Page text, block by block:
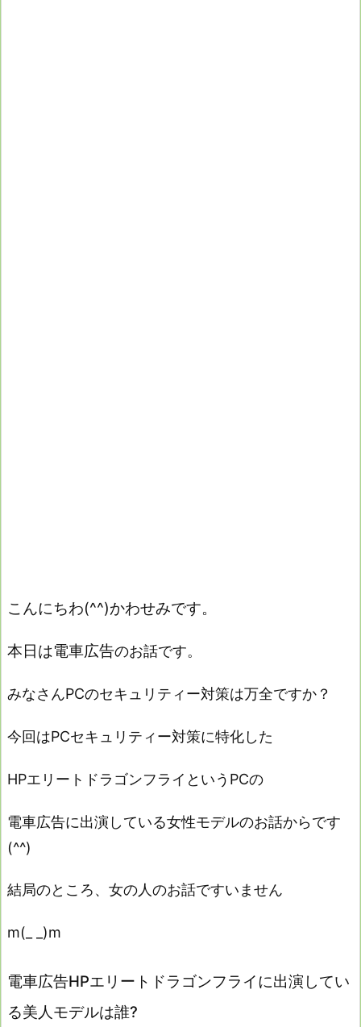
こんにちわ(^^)かわせみです。
本日は電車広告のお話です。
みなさんPCのセキュリティー対策は万全ですか？
今回はPCセキュリティー対策に特化した
HPエリートドラゴンフライというPCの
電車広告に出演している女性モデルのお話からです
(^^)
結局のところ、女の人のお話ですいません
m(_ _)m
電車広告HPエリートドラゴンフライに出演してい
る美人モデルは誰?